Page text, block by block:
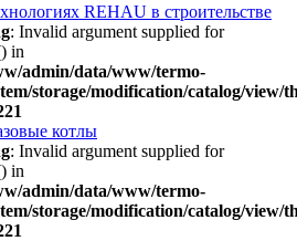
REHAU в строительстве
: Invalid argument supplied for
in
admin/data/www/termo-
storage/modification/catalog/view/
котлы
: Invalid argument supplied for
in
admin/data/www/termo-
storage/modification/catalog/view/